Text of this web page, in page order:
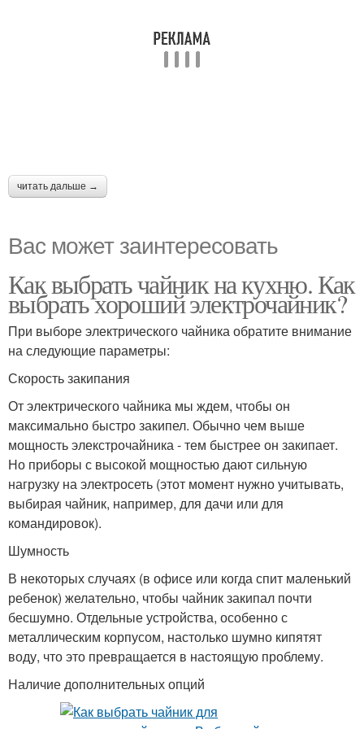
читать дальше →
Вас может заинтересовать
Как выбрать чайник на кухню. Как
выбрать хороший электрочайник?
При выборе электрического чайника обратите внимание
на следующие параметры:
Скорость закипания
От электрического чайника мы ждем, чтобы он
максимально быстро закипел. Обычно чем выше
мощность элекстрочайника - тем быстрее он закипает.
Но приборы с высокой мощностью дают сильную
нагрузку на электросеть (этот момент нужно учитывать,
выбирая чайник, например, для дачи или для
командировок).
Шумность
В некоторых случаях (в офисе или когда спит маленький
ребенок) желательно, чтобы чайник закипал почти
бесшумно. Отдельные устройства, особенно с
металлическим корпусом, настолько шумно кипятят
воду, что это превращается в настоящую проблему.
Наличие дополнительных опций